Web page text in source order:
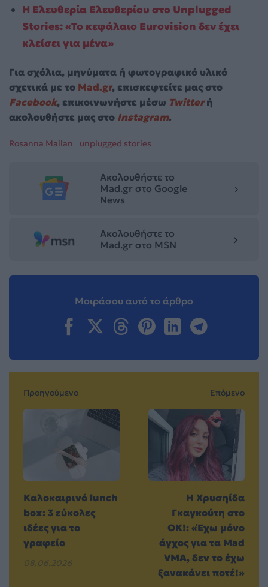
Η Ελευθερία Ελευθερίου στο Unplugged
Stories: «Το κεφάλαιο Eurovision δεν έχει
κλείσει για μένα»
Για σχόλια, μηνύματα ή φωτογραφικό υλικό
σχετικά με το Mad.gr, επισκεφτείτε μας στο
Facebook, επικοινωνήστε μέσω Twitterή
ακολουθήστε μας στο Instagram.
Rosanna Mailan unplugged stories
Ακολουθήστε το
Mad.gr στο Google
News
Ακολουθήστε το
Mad.gr στο MSN
Μοιράσου αυτό το άρθρο
Προηγούμενο
Καλοκαιρινό lunch
box: 3 εύκολες
ιδέες για το
γραφείο
08.06.2026
Επόμενο
H Χρυσηίδα
Γκαγκούτη στο
OK!: «Έχω μόνο
άγχος για τα Mad
VMA, δεν το έχω
ξανακάνει ποτέ!»